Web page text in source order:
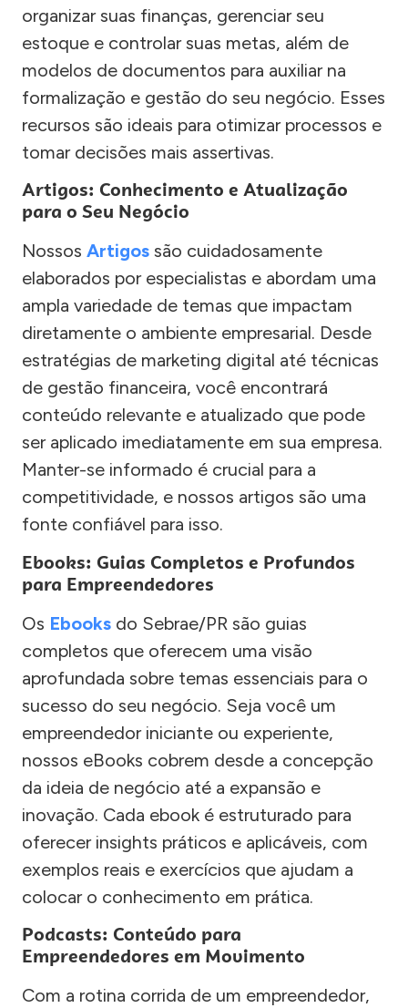
organizar suas finanças, gerenciar seu
estoque e controlar suas metas, além de
modelos de documentos para auxiliar na
formalização e gestão do seu negócio. Esses
recursos são ideais para otimizar processos e
tomar decisões mais assertivas.
Artigos: Conhecimento e Atualização
para o Seu Negócio
Nossos Artigos são cuidadosamente
elaborados por especialistas e abordam uma
ampla variedade de temas que impactam
diretamente o ambiente empresarial. Desde
estratégias de marketing digital até técnicas
de gestão financeira, você encontrará
conteúdo relevante e atualizado que pode
ser aplicado imediatamente em sua empresa.
Manter-se informado é crucial para a
competitividade, e nossos artigos são uma
fonte confiável para isso.
Ebooks: Guias Completos e Profundos
para Empreendedores
Os Ebooks do Sebrae/PR são guias
completos que oferecem uma visão
aprofundada sobre temas essenciais para o
sucesso do seu negócio. Seja você um
empreendedor iniciante ou experiente,
nossos eBooks cobrem desde a concepção
da ideia de negócio até a expansão e
inovação. Cada ebook é estruturado para
oferecer insights práticos e aplicáveis, com
exemplos reais e exercícios que ajudam a
colocar o conhecimento em prática.
Podcasts: Conteúdo para
Empreendedores em Movimento
Com a rotina corrida de um empreendedor,